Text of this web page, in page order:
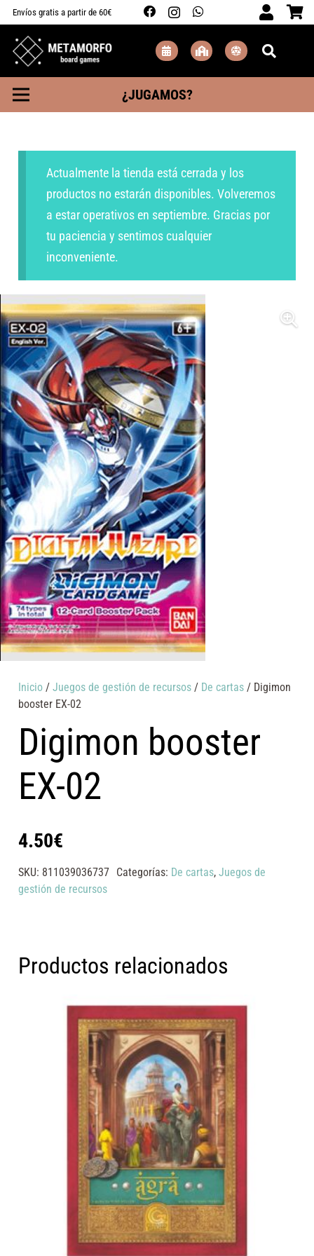
Envíos gratis a partir de 60€
¿JUGAMOS?
Actualmente la tienda está cerrada y los
productos no estarán disponibles. Volveremos
a estar operativos en septiembre. Gracias por
tu paciencia y sentimos cualquier
inconveniente.
Inicio /Juegos de gestión de recursos / De cartas / Digimon
booster EX-02
Digimon booster
EX-02
4.50€
SKU: 811039036737 Categorías: De cartas, Juegos de
gestión de recursos
Productos relacionados